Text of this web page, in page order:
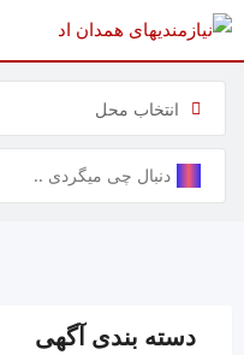
پرش
محتوا
انتخاب محل
دسته بندی آگهی